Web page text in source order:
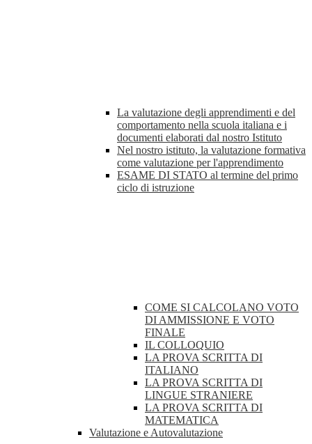
La valutazione degli apprendimenti e del
comportamento nella scuola italiana e i
documenti elaborati dal nostro Istituto
Nel nostro istituto, la valutazione formativa
come valutazione per l'apprendimento
ESAME DI STATO al termine del primo
ciclo di istruzione
COME SI CALCOLANO VOTO
DI AMMISSIONE E VOTO
FINALE
IL COLLOQUIO
LA PROVA SCRITTA DI
ITALIANO
LA PROVA SCRITTA DI
LINGUE STRANIERE
LA PROVA SCRITTA DI
MATEMATICA
Valutazione e Autovalutazione